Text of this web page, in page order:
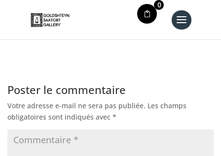
0
Poster le commentaire
Votre adresse e-mail ne sera pas publiée. Les champs
obligatoires sont indiqués avec *